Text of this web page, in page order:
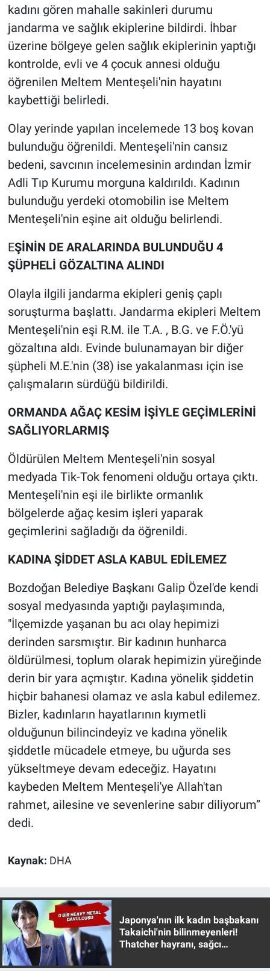
kadını gören mahalle sakinleri durumu
jandarma ve sağlık ekiplerine bildirdi. İhbar
üzerine bölgeye gelen sağlık ekiplerinin yaptığı
kontrolde, evli ve 4 çocuk annesi olduğu
öğrenilen Meltem Menteşeli'nin hayatını
kaybettiği belirledi.
Olay yerinde yapılan incelemede 13 boş kovan
bulunduğu öğrenildi. Menteşeli'nin cansız
bedeni, savcının incelemesinin ardından İzmir
Adli Tıp Kurumu morguna kaldırıldı. Kadının
bulunduğu yerdeki otomobilin ise Meltem
Menteşeli'nin eşine ait olduğu belirlendi.
EŞİNİN DE ARALARINDA BULUNDUĞU 4
ŞÜPHELİ GÖZALTINA ALINDI
Olayla ilgili jandarma ekipleri geniş çaplı
soruşturma başlattı. Jandarma ekipleri Meltem
Menteşeli'nin eşi R.M. ile T.A. , B.G. ve F.Ö.'yü
gözaltına aldı. Evinde bulunamayan bir diğer
şüpheli M.E.'nin (38) ise yakalanması için ise
çalışmaların sürdüğü bildirildi.
ORMANDA AĞAÇ KESİM İŞİYLE GEÇİMLERİNİ
SAĞLIYORLARMIŞ
Öldürülen Meltem Menteşeli'nin sosyal
medyada Tik-Tok fenomeni olduğu ortaya çıktı.
Menteşeli'nin eşi ile birlikte ormanlık
bölgelerde ağaç kesim işleri yaparak
geçimlerini sağladığı da öğrenildi.
KADINA ŞİDDET ASLA KABUL EDİLEMEZ
Bozdoğan Belediye Başkanı Galip Özel'de kendi
sosyal medyasında yaptığı paylaşımında,
"İlçemizde yaşanan bu acı olay hepimizi
derinden sarsmıştır. Bir kadının hunharca
öldürülmesi, toplum olarak hepimizin yüreğinde
derin bir yara açmıştır. Kadına yönelik şiddetin
hiçbir bahanesi olamaz ve asla kabul edilemez.
Bizler, kadınların hayatlarının kıymetli
olduğunun bilincindeyiz ve kadına yönelik
şiddetle mücadele etmeye, bu uğurda ses
yükseltmeye devam edeceğiz. Hayatını
kaybeden Meltem Menteşeli'ye Allah'tan
rahmet, ailesine ve sevenlerine sabır diliyorum”
dedi.
Kaynak: DHA
Japonya'nın ilk kadın başbakanı
Takaichi'nin bilinmeyenleri!
Thatcher hayranı, sağcı
İlan
Kimdir
Koronavirüs
Kültür Sanat
Ne demişti
Nedir
Popüler
Programlar
Sağlık
Spor
Teknoloji
Türkiye'nin Geleceği
Türkiye'nin Gündemi
Yerel Gündem
Canlı Yayın